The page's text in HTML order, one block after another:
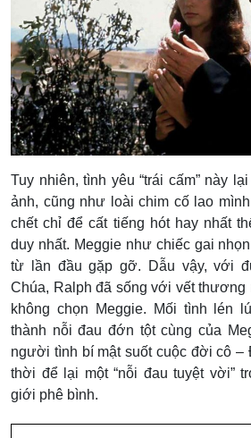
Tuy nhiên, tình yêu “trái cấm” này
ảnh, cũng như loài chim cố lao
chết chỉ để cất tiếng hót hay nhất
duy nhất. Meggie như chiếc gai
từ lần đầu gặp gỡ. Dẫu vậy, với
Chúa, Ralph đã sống với vết thương
không chọn Meggie. Mối tình lén
thành nỗi đau đớn tột cùng của
người tình bí mật suốt cuộc đời cô –
thời để lại một “nỗi đau tuyệt vời”
giới phê bình.